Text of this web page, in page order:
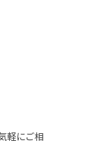
軽にご相